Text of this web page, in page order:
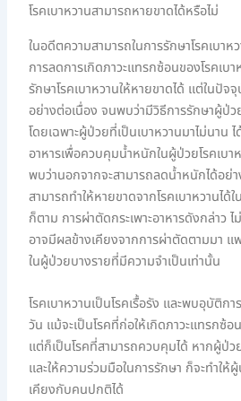
โรคเบาหวานสามารถหายขาดได้หรือไม่
ในอดีตความสามารถในการรักษาโรคเบา
การลดการเกิดภาวะแทรกซ้อนของโรคเบ
รักษาโรคเบาหวานให้หายขาดได้ แต่ในปั
อย่างต่อเนื่อง จนพบว่ามีวิธีการรักษาผู้ป่ว
โดยเฉพาะผู้ป่วยที่เป็นเบาหวานมาไม่นาน
อาหารเพื่อควบคุมน้ำหนักในผู้ป่วยโรคเบ
พบว่านอกจากจะสามารถลดน้ำหนักได้อย่
สามารถทำให้หายขาดจากโรคเบาหวานได้
ก็ตาม การผ่าตัดกระเพาะอาหารดังกล่าว
อาจมีผลข้างเคียงจากการผ่าตัดตามมา
ในผู้ป่วยบางรายที่มีความจำเป็นเท่านั้น
โรคเบาหวานเป็นโรคเรื้อรัง และพบอุบัติก
วัน แม้จะเป็นโรคที่ก่อให้เกิดภาวะแทรกซ้
แต่ก็เป็นโรคที่สามารถควบคุมได้ หากผู้ป่ว
และให้ความร่วมมือในการรักษา ก็จะทำใ
เคียงกับคนปกติได้